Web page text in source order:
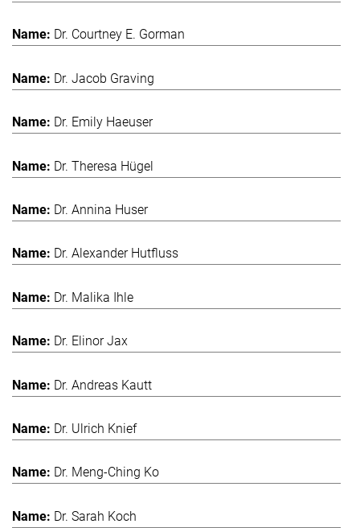
Dr. Courtney E. Gorman
Dr. Jacob Graving
Dr. Emily Haeuser
Dr. Theresa Hügel
Dr. Annina Huser
Dr. Alexander Hutfluss
Dr. Malika Ihle
Dr. Elinor Jax
Dr. Andreas Kautt
Dr. Ulrich Knief
Dr. Meng-Ching Ko
Dr. Sarah Koch